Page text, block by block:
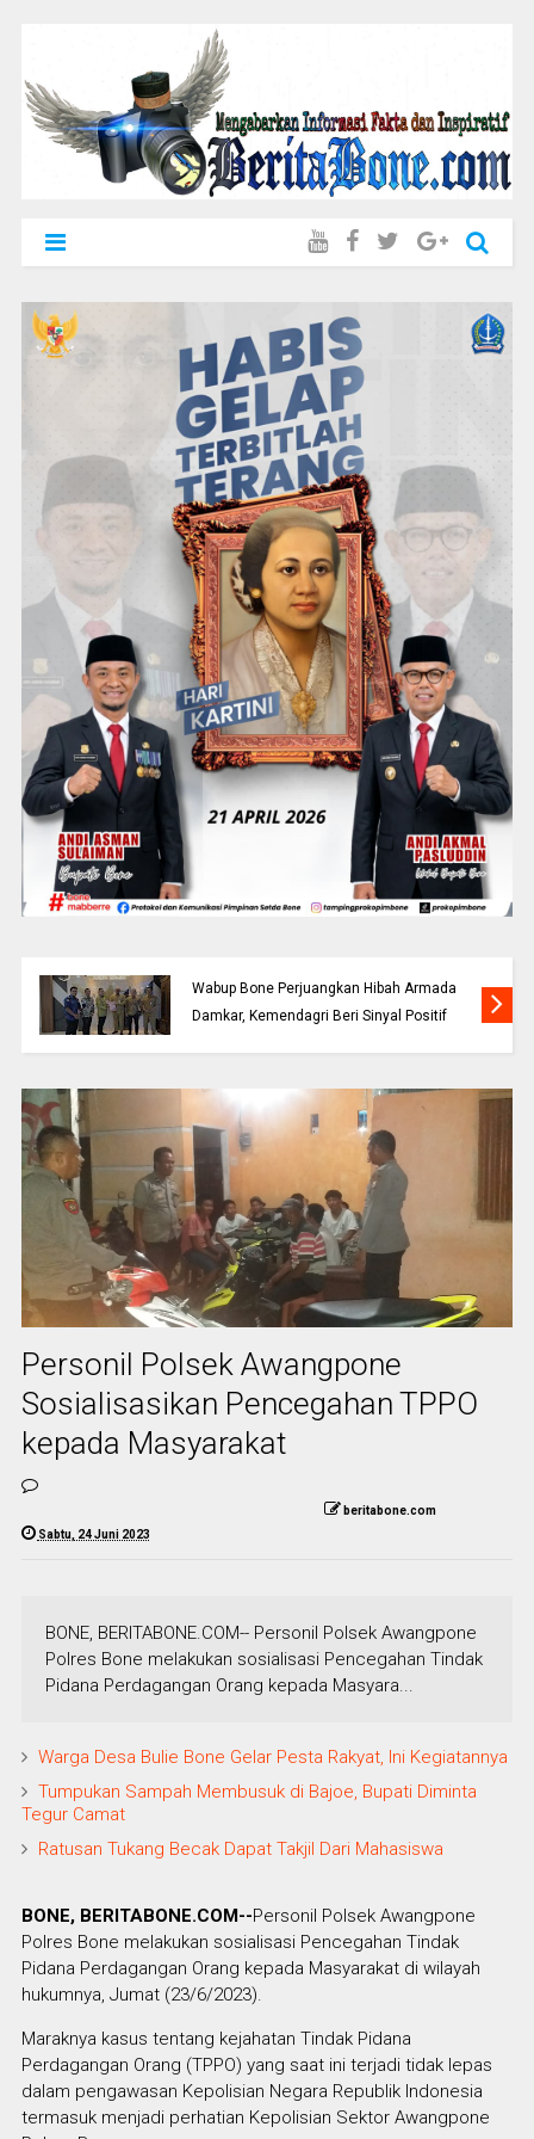
Wabup Bone Perjuangkan Hibah Armada
Damkar, Kemendagri Beri Sinyal Positif
Personil Polsek Awangpone
Sosialisasikan Pencegahan TPPO
kepada Masyarakat
beritabone.com
Sabtu, 24 Juni 2023
BONE, BERITABONE.COM-- Personil Polsek Awangpone
Polres Bone melakukan sosialisasi Pencegahan Tindak
Pidana Perdagangan Orang kepada Masyara...
Warga Desa Bulie Bone Gelar Pesta Rakyat, Ini Kegiatannya
Tumpukan Sampah Membusuk di Bajoe, Bupati Diminta
Tegur Camat
Ratusan Tukang Becak Dapat Takjil Dari Mahasiswa
BONE, BERITABONE.COM--Personil Polsek Awangpone
Polres Bone melakukan sosialisasi Pencegahan Tindak
Pidana Perdagangan Orang kepada Masyarakat di wilayah
hukumnya, Jumat (23/6/2023).
Maraknya kasus tentang kejahatan Tindak Pidana
Perdagangan Orang (TPPO) yang saat ini terjadi tidak lepas
dalam pengawasan Kepolisian Negara Republik Indonesia
termasuk menjadi perhatian Kepolisian Sektor Awangpone